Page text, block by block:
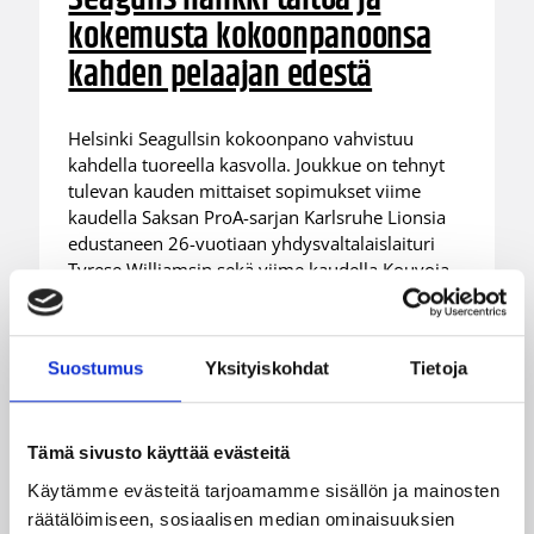
Suostumus Yksityiskohdat Tietoja
Tämä sivusto käyttää evästeitä
Käytämme evästeitä tarjoamamme sisällön ja mainosten
räätälöimiseen, sosiaalisen median ominaisuuksien
kokemusta kokoonpanoonsa
kahden pelaajan edestä
Helsinki Seagullsin kokoonpano vahvistuu
kahdella tuoreella kasvolla. Joukkue on tehnyt
tulevan kauden mittaiset sopimukset viime
kaudella Saksan ProA-sarjan Karlsruhe Lionsia
edustaneen 26-vuotiaan yhdysvaltalaislaituri
Tyrese Williamsin sekä viime kaudella Kouvoja
edustaneen 32-vuotiaan Timi Puittisen kanssa.